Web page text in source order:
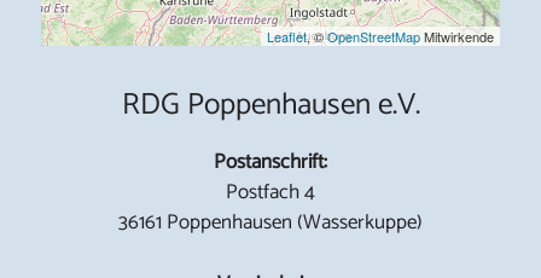
Leaflet, ©OpenStreetMapMitwirkende
RDG Poppenhausen e.V.
Postanschrift:
Postfach 4
36161 Poppenhausen (Wasserkuppe)